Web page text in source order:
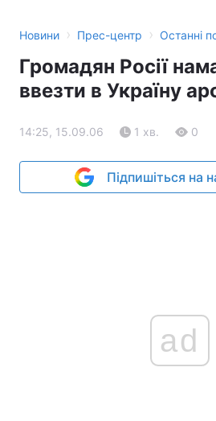
Новини › Прес-центр › Останні
Громадян Росії
ввезти в Україну
14:25, 15.09.06 1 хв. 0
Підпишіться на
ad